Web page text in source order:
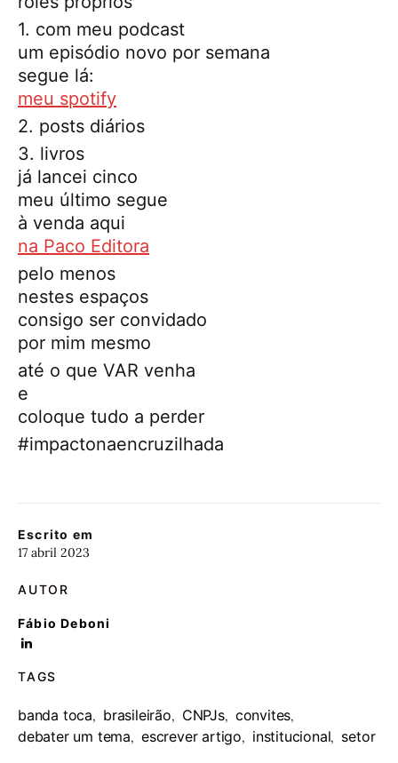
Escrito em
17 abril 2023
AUTOR
Fábio Deboni
TAGS
banda toca, brasileirão, CNPJs, convites,
debater um tema, escrever artigo, institucional, setor
1. com meu podcast
um episódio novo por semana
segue lá:
meu spotify
2. posts diários
3. livros
já lancei cinco
meu último segue
à venda aqui
na Paco Editora
pelo menos
nestes espaços
consigo ser convidado
por mim mesmo
até o que VAR venha
e
coloque tudo a perder
#impactonaencruzilhada